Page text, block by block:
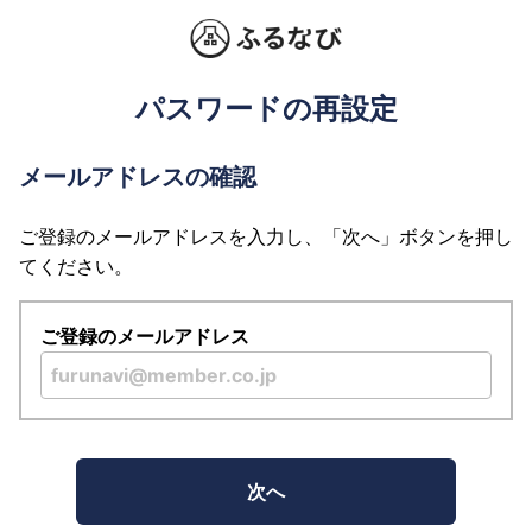
パスワードの再設定
メールアドレスの確認
ご登録のメールアドレスを入力し、「次へ」ボタンを押し
てください。
ご登録のメールアドレス